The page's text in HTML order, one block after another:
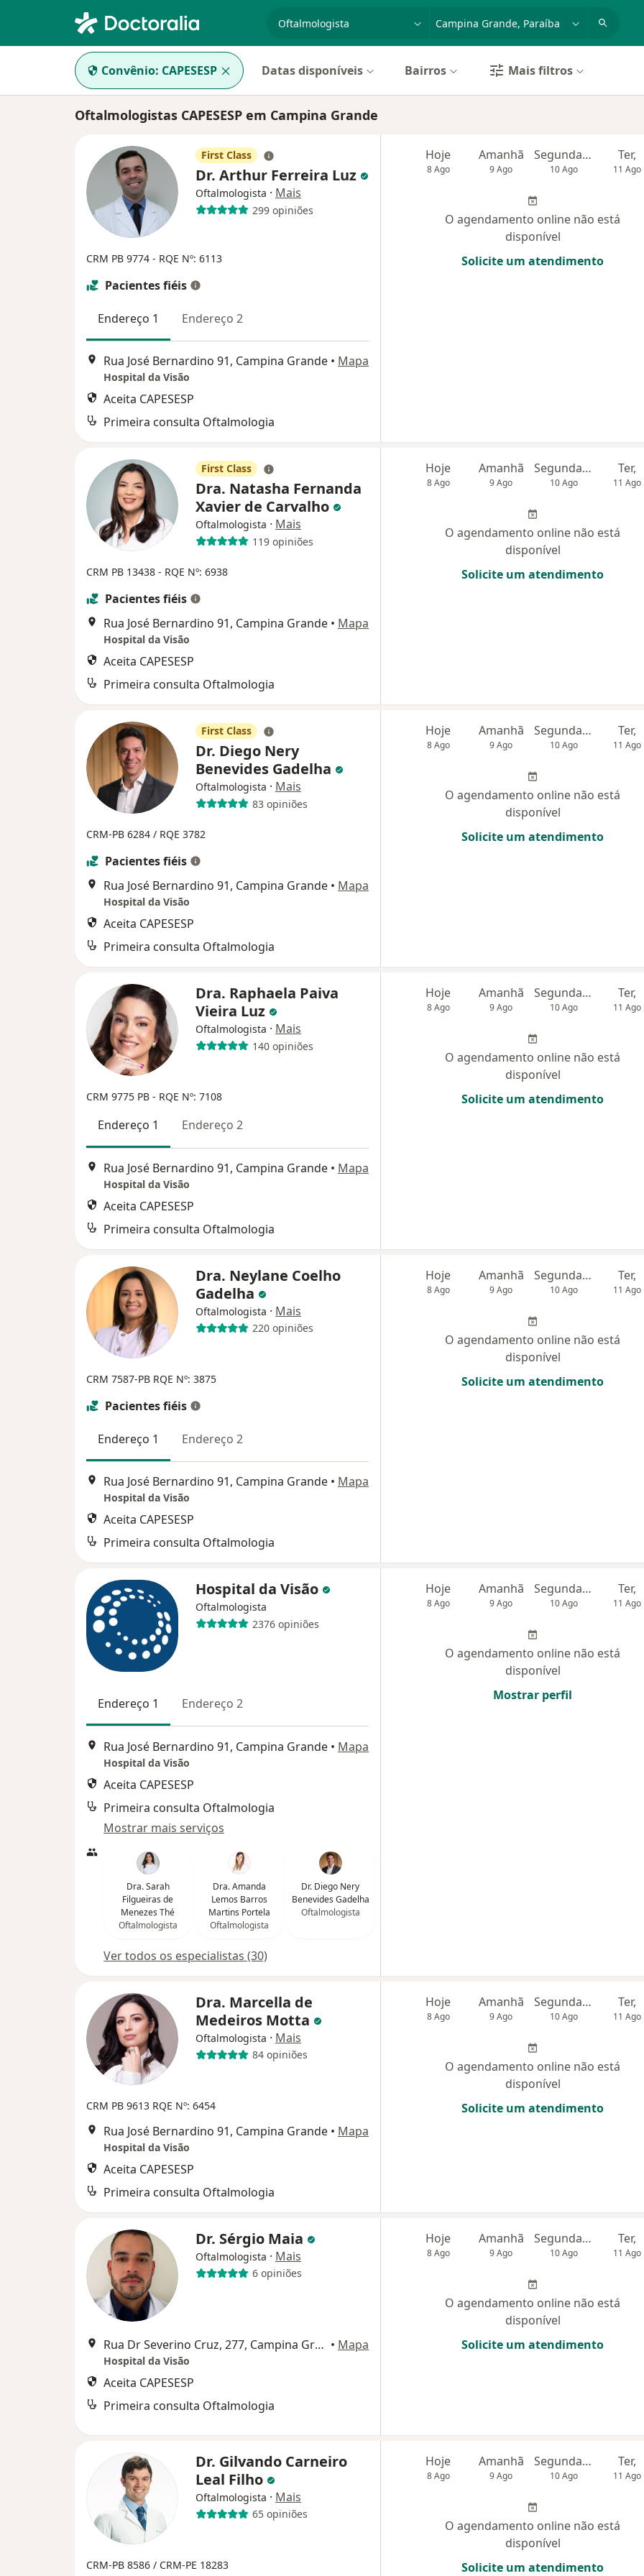
Convênio: CAPESESP Datas disponíveis Bairros Mais filtros
Oftalmologistas CAPESESP em Campina Grande
First Class
Dr. Arthur Ferreira Luz
Oftalmologista · Mais
299 opiniões
CRM PB 9774 - RQE Nº: 6113
Pacientes fiéis
Endereço 1 Endereço 2
Rua José Bernardino 91, Campina Grande • Mapa
Hospital da Visão
Aceita CAPESESP
Primeira consulta Oftalmologia
Hoje
8 Ago
Amanhã
9 Ago
Segunda-feira
10 Ago
Ter,
11 Ago
O agendamento online não está
disponível
Solicite um atendimento
First Class
Dra. Natasha Fernanda
Xavier de Carvalho
Oftalmologista · Mais
119 opiniões
CRM PB 13438 - RQE Nº: 6938
Pacientes fiéis
Rua José Bernardino 91, Campina Grande • Mapa
Hospital da Visão
Aceita CAPESESP
Primeira consulta Oftalmologia
Hoje
8 Ago
Amanhã
9 Ago
Segunda-feira
10 Ago
Ter,
11 Ago
O agendamento online não está
disponível
Solicite um atendimento
First Class
Dr. Diego Nery
Benevides Gadelha
Oftalmologista · Mais
83 opiniões
CRM-PB 6284 / RQE 3782
Pacientes fiéis
Rua José Bernardino 91, Campina Grande • Mapa
Hospital da Visão
Aceita CAPESESP
Primeira consulta Oftalmologia
Hoje
8 Ago
Amanhã
9 Ago
Segunda-feira
10 Ago
Ter,
11 Ago
O agendamento online não está
disponível
Solicite um atendimento
Dra. Raphaela Paiva
Vieira Luz
Oftalmologista · Mais
140 opiniões
CRM 9775 PB - RQE Nº: 7108
Endereço 1 Endereço 2
Rua José Bernardino 91, Campina Grande • Mapa
Hospital da Visão
Aceita CAPESESP
Primeira consulta Oftalmologia
Hoje
8 Ago
Amanhã
9 Ago
Segunda-feira
10 Ago
Ter,
11 Ago
O agendamento online não está
disponível
Solicite um atendimento
Dra. Neylane Coelho
Gadelha
Oftalmologista · Mais
220 opiniões
CRM 7587-PB RQE Nº: 3875
Pacientes fiéis
Endereço 1 Endereço 2
Rua José Bernardino 91, Campina Grande • Mapa
Hospital da Visão
Aceita CAPESESP
Primeira consulta Oftalmologia
Hoje
8 Ago
Amanhã
9 Ago
Segunda-feira
10 Ago
Ter,
11 Ago
O agendamento online não está
disponível
Solicite um atendimento
Hospital da Visão
Oftalmologista
2376 opiniões
Endereço 1 Endereço 2
Rua José Bernardino 91, Campina Grande • Mapa
Hospital da Visão
Aceita CAPESESP
Primeira consulta Oftalmologia
Mostrar mais serviços
Dra. Sarah
Filgueiras de
Menezes Thé
Oftalmologista
Dra. Amanda
Lemos Barros
Martins Portela
Oftalmologista
Dr. Diego Nery
Benevides Gadelha
Oftalmologista
Ver todos os especialistas (30)
Hoje
8 Ago
Amanhã
9 Ago
Segunda-feira
10 Ago
Ter,
11 Ago
O agendamento online não está
disponível
Mostrar perfil
Dra. Marcella de
Medeiros Motta
Oftalmologista · Mais
84 opiniões
CRM PB 9613 RQE Nº: 6454
Rua José Bernardino 91, Campina Grande • Mapa
Hospital da Visão
Aceita CAPESESP
Primeira consulta Oftalmologia
Hoje
8 Ago
Amanhã
9 Ago
Segunda-feira
10 Ago
Ter,
11 Ago
O agendamento online não está
disponível
Solicite um atendimento
Dr. Sérgio Maia
Oftalmologista · Mais
6 opiniões
Rua Dr Severino Cruz, 277, Campina Grande • Mapa
Hospital da Visão
Aceita CAPESESP
Primeira consulta Oftalmologia
Hoje
8 Ago
Amanhã
9 Ago
Segunda-feira
10 Ago
Ter,
11 Ago
O agendamento online não está
disponível
Solicite um atendimento
Dr. Gilvando Carneiro
Leal Filho
Oftalmologista · Mais
65 opiniões
CRM-PB 8586 / CRM-PE 18283
Hoje
8 Ago
Amanhã
9 Ago
Segunda-feira
10 Ago
Ter,
11 Ago
O agendamento online não está
disponível
Solicite um atendimento